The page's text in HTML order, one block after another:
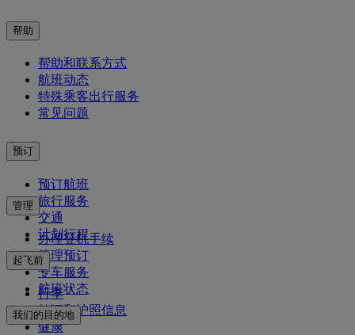
帮助
帮助和联系方式
航班动态
特殊乘客出行服务
常见问题
预订
预订航班
旅行服务
交通
计划行程
管理
办理登机手续
管理预订
专车服务
航班状态
起飞前
行李
签证和护照信息
健康
我们的目的地